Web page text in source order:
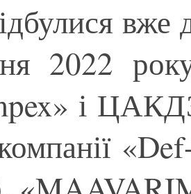
вже
2022
і